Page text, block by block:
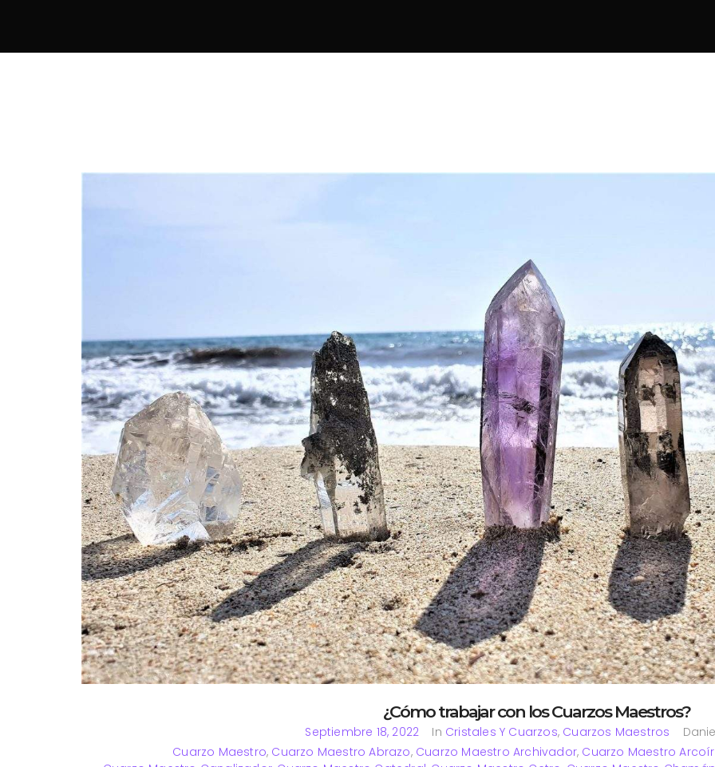
¿Cómo trabajar con los Cuarzos Maestros?
Septiembre 18, 2022 In Cristales Y Cuarzos, Cuarzos Maestros
Cuarzo Maestro, Cuarzo Maestro Abrazo, Cuarzo Maestro Archivador, Cuarzo Maestro